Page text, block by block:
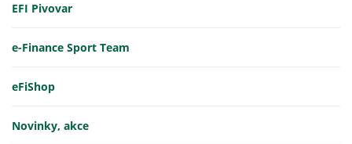
EFI Pivovar
e-Finance Sport Team
eFiShop
Novinky, akce